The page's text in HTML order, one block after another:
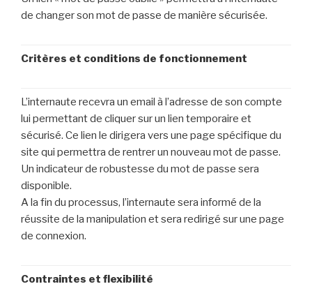
de changer son mot de passe de manière sécurisée.
Critères et conditions de fonctionnement
L’internaute recevra un email à l’adresse de son compte
lui permettant de cliquer sur un lien temporaire et
sécurisé. Ce lien le dirigera vers une page spécifique du
site qui permettra de rentrer un nouveau mot de passe.
Un indicateur de robustesse du mot de passe sera
disponible.
A la fin du processus, l’internaute sera informé de la
réussite de la manipulation et sera redirigé sur une page
de connexion.
Contraintes et flexibilité